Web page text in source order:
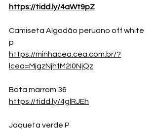
https://tidd.ly/4aWt9pZ
Camiseta Algodão peruano off white
p
https://minhacea.cea.com.br/?
lcea=MjgzNjhfM2I0NjQz
Bota marrom 36
https://tidd.ly/4glRJEh
Jaqueta verde P